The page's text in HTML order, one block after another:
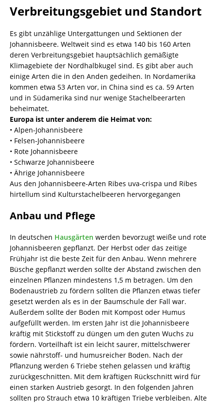
Verbreitungsgebiet und Standort
Es gibt unzählige Untergattungen und Sektionen der
Johannisbeere. Weltweit sind es etwa 140 bis 160 Arten
deren Verbreitungsgebiet hauptsächlich gemäßigte
Klimagebiete der Nordhalbkugel sind. Es gibt aber auch
einige Arten die in den Anden gedeihen. In Nordamerika
kommen etwa 53 Arten vor, in China sind es ca. 59 Arten
und in Südamerika sind nur wenige Stachelbeerarten
beheimatet.
Europa ist unter anderem die Heimat von:
• Alpen-Johannisbeere
• Felsen-Johannisbeere
• Rote Johannisbeere
• Schwarze Johannisbeere
• Ährige Johannisbeere
Aus den Johannisbeere-Arten Ribes uva-crispa und Ribes
hirtellum sind Kulturstachelbeeren hervorgegangen
Anbau und Pflege
In deutschen Hausgärten werden bevorzugt weiße und rote
Johannisbeeren gepflanzt. Der Herbst oder das zeitige
Frühjahr ist die beste Zeit für den Anbau. Wenn mehrere
Büsche gepflanzt werden sollte der Abstand zwischen den
einzelnen Pflanzen mindestens 1,5 m betragen. Um den
Bodenaustrieb zu fördern sollten die Pflanzen etwas tiefer
gesetzt werden als es in der Baumschule der Fall war.
Außerdem sollte der Boden mit Kompost oder Humus
aufgefüllt werden. Im ersten Jahr ist die Johannisbeere
kräftig mit Stickstoff zu düngen um den guten Wuchs zu
fördern. Vorteilhaft ist ein leicht saurer, mittelschwerer
sowie nährstoff- und humusreicher Boden. Nach der
Pflanzung werden 6 Triebe stehen gelassen und kräftig
zurückgeschnitten. Mit dem kräftigen Rückschnitt wird für
einen starken Austrieb gesorgt. In den folgenden Jahren
sollten pro Strauch etwa 10 kräftigen Triebe verbleiben. Alte